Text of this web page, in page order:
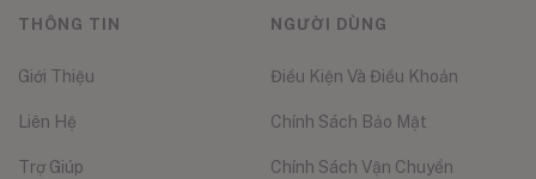
THÔNG TIN
Giới Thiệu
Liên Hệ
Trợ Giúp
NGƯỜI DÙNG
Điều Kiện Và Điều Khoản
Chính Sách Bảo Mật
Chính Sách Vận Chuyển